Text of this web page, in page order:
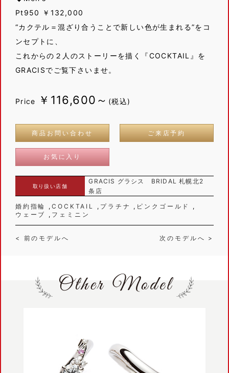
Pt950 ￥132,000
“カクテル＝混ざり合うことで新しい色が生まれる”をコ
ンセプトに、
これからの２人のストーリーを描く『COCKTAIL』を
GRACISでご覧下さいませ。
Price ￥116,600～ (税込)
商品お問い合わせ ご来店予約
お気に入り
取り扱い店舗
GRACIS グラシス BRIDAL 札幌北2
条店
婚約指輪
COCKTAIL プラチナ
ピンクゴールド
ウェーブ
フェミニン
< 前のモデルへ 次のモデルへ >